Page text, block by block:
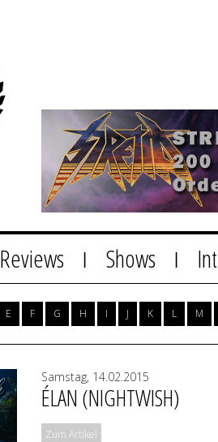
Reviews Shows
E F G H I J K L M
Samstag, 14.02.2015
ÉLAN (NIGHTWISH)
Zum Artikel